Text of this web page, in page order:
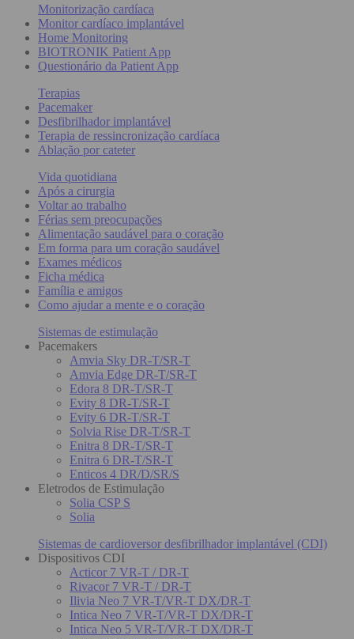
Monitorização cardíaca
Monitor cardíaco implantável
Home Monitoring
BIOTRONIK Patient App
Questionário da Patient App
Terapias
Pacemaker
Desfibrilhador implantável
Terapia de ressincronização cardíaca
Ablação por cateter
Vida quotidiana
Após a cirurgia
Voltar ao trabalho
Férias sem preocupações
Alimentação saudável para o coração
Em forma para um coração saudável
Exames médicos
Ficha médica
Família e amigos
Como ajudar a mente e o coração
Sistemas de estimulação
Pacemakers
Amvia Sky DR-T/SR-T
Amvia Edge DR-T/SR-T
Edora 8 DR-T/SR-T
Evity 8 DR-T/SR-T
Evity 6 DR-T/SR-T
Solvia Rise DR-T/SR-T
Enitra 8 DR-T/SR-T
Enitra 6 DR-T/SR-T
Enticos 4 DR/D/SR/S
Eletrodos de Estimulação
Solia CSP S
Solia
Sistemas de cardioversor desfibrilhador implantável (CDI)
Dispositivos CDI
Acticor 7 VR-T / DR-T
Rivacor 7 VR-T / DR-T
Ilivia Neo 7 VR-T/VR-T DX/DR-T
Intica Neo 7 VR-T/VR-T DX/DR-T
Intica Neo 5 VR-T/VR-T DX/DR-T